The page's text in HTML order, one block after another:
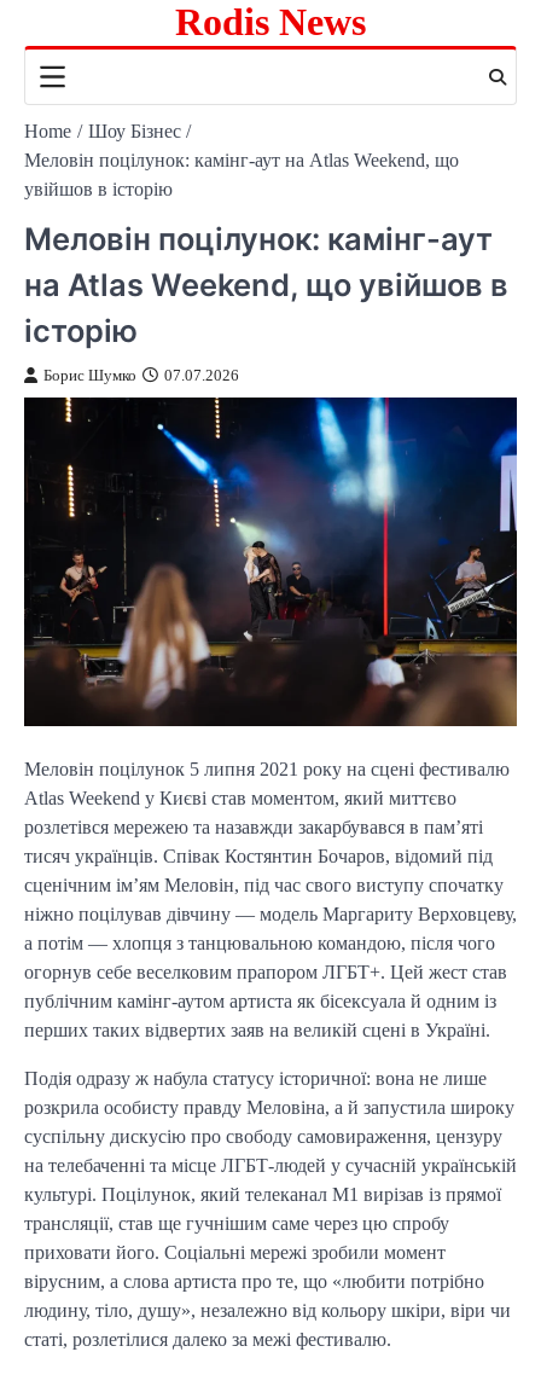
content
Rodis News
Home
Шоу Бізнес
Меловін поцілунок: камінг-аут на Atlas Weekend, що
увійшов в історію
Меловін поцілунок: камінг-аут
на Atlas Weekend, що увійшов в
історію
Борис Шумко 07.07.2026
Меловін поцілунок 5 липня 2021 року на сцені фестивалю
Atlas Weekend у Києві став моментом, який миттєво
розлетівся мережею та назавжди закарбувався в пам’яті
тисяч українців. Співак Костянтин Бочаров, відомий під
сценічним ім’ям Меловін, під час свого виступу спочатку
ніжно поцілував дівчину — модель Маргариту Верховцеву,
а потім — хлопця з танцювальною командою, після чого
огорнув себе веселковим прапором ЛГБТ+. Цей жест став
публічним камінг-аутом артиста як бісексуала й одним із
перших таких відвертих заяв на великій сцені в Україні.
Подія одразу ж набула статусу історичної: вона не лише
розкрила особисту правду Меловіна, а й запустила широку
суспільну дискусію про свободу самовираження, цензуру
на телебаченні та місце ЛГБТ-людей у сучасній українській
культурі. Поцілунок, який телеканал М1 вирізав із прямої
трансляції, став ще гучнішим саме через цю спробу
приховати його. Соціальні мережі зробили момент
вірусним, а слова артиста про те, що «любити потрібно
людину, тіло, душу», незалежно від кольору шкіри, віри чи
статі, розлетілися далеко за межі фестивалю.